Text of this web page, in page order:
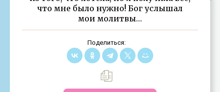
что мне было нужно! Бог услышал
мои молитвы…
Поделиться: